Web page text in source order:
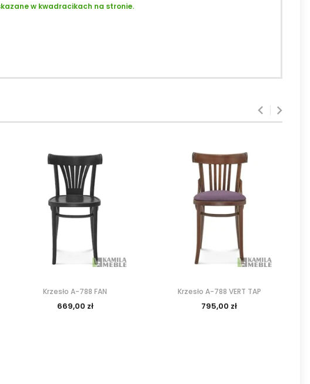
w kwadracikach na stronie.
Krzesło A-788 FAN
669,00 zł
Krzesło A-788 VERT TAP
795,00 zł